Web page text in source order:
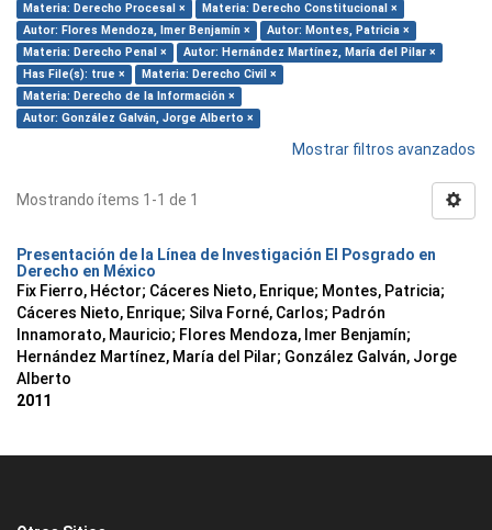
Materia: Derecho Procesal ×
Materia: Derecho Constitucional ×
Autor: Flores Mendoza, Imer Benjamín ×
Autor: Montes, Patricia ×
Materia: Derecho Penal ×
Autor: Hernández Martínez, María del Pilar ×
Has File(s): true ×
Materia: Derecho Civil ×
Materia: Derecho de la Información ×
Autor: González Galván, Jorge Alberto ×
Mostrar filtros avanzados
Mostrando ítems 1-1 de 1
Presentación de la Línea de Investigación El Posgrado en
Derecho en México
Fix Fierro, Héctor; Cáceres Nieto, Enrique; Montes, Patricia;
Cáceres Nieto, Enrique; Silva Forné, Carlos; Padrón
Innamorato, Mauricio; Flores Mendoza, Imer Benjamín;
Hernández Martínez, María del Pilar; González Galván, Jorge
Alberto
2011